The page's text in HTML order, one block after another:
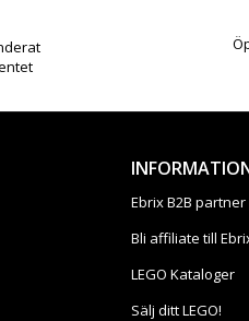
Ebrix B2B
Bli affiliate till
LEGO Kataloger
Sälj ditt LEGO!